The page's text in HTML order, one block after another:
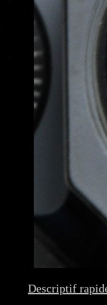
Descriptif